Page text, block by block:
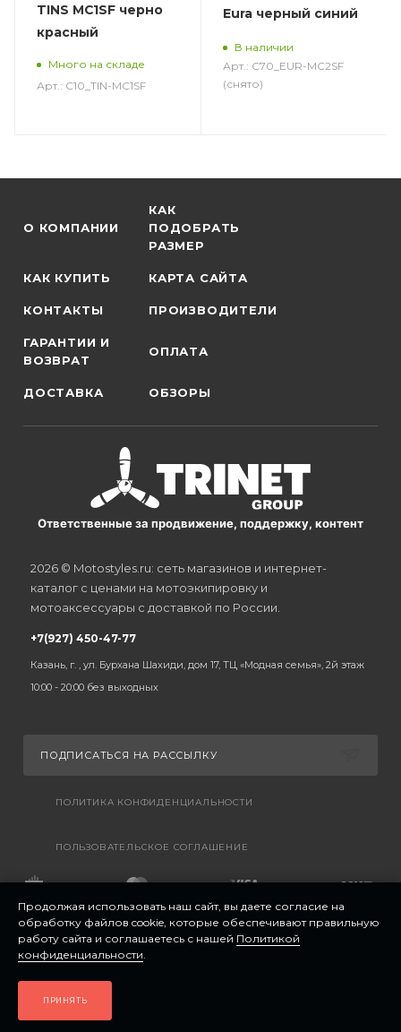
TINS MC1SF черно
красный
Много на складе
Арт.: C10_TIN-MC1SF
Eura черный синий
В наличии
Арт.: C70_EUR-MC2SF
(снято)
О КОМПАНИИ
КАК
ПОДОБРАТЬ
РАЗМЕР
КАК КУПИТЬ КАРТА САЙТА
КОНТАКТЫ ПРОИЗВОДИТЕЛИ
ГАРАНТИИ И
ВОЗВРАТ
ОПЛАТА
ДОСТАВКА ОБЗОРЫ
Ответственные за продвижение, поддержку, контент
2026 © Motostyles.ru: сеть магазинов и интернет-
каталог с ценами на мотоэкипировку и
мотоаксессуары с доставкой по России.
+7(927) 450-47-77
Казань, г. , ул. Бурхана Шахиди, дом 17, ТЦ «Модная семья», 2й этаж
10:00 - 20:00 без выходных
ПОДПИСАТЬСЯ НА РАССЫЛКУ
ПОЛИТИКА КОНФИДЕНЦИАЛЬНОСТИ
ПОЛЬЗОВАТЕЛЬСКОЕ СОГЛАШЕНИЕ
Продолжая использовать наш сайт, вы даете согласие на
обработку файлов cookie, которые обеспечивают правильную
работу сайта и соглашаетесь с нашей Политикой
конфиденциальности.
ПРИНЯТЬ